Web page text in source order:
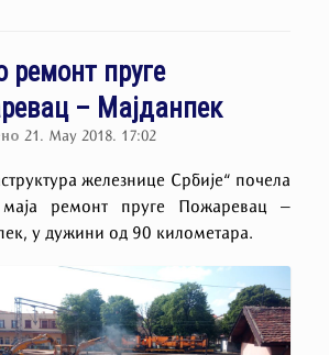
ремонт пруге
– Мајданпек
21. May 2018. 17:02
железнице Србије“ почела
ремонт пруге Пожаревац –
у дужини од 90 километара.